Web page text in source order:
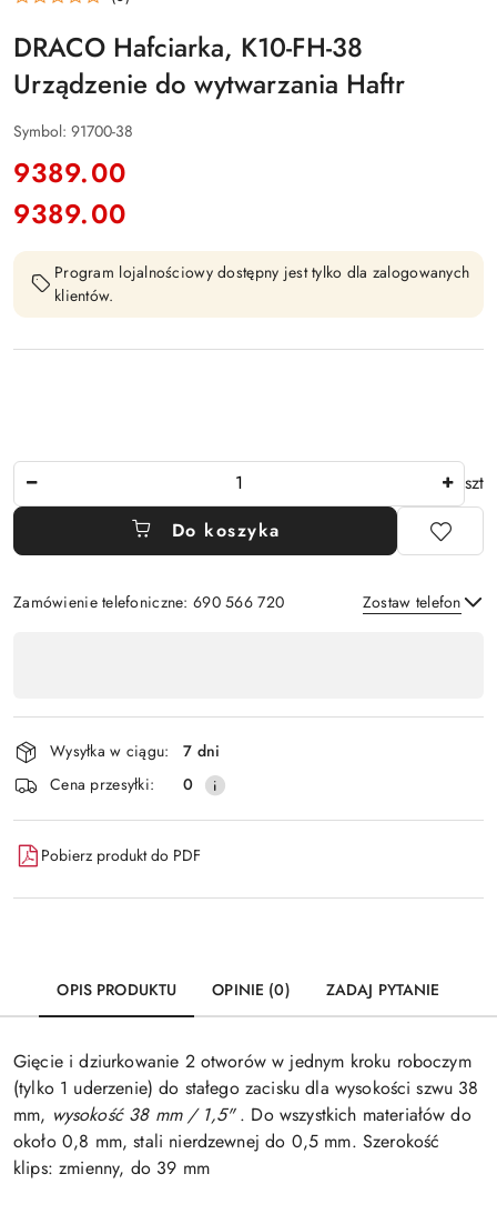
DRACO Hafciarka, K10-FH-38
Urządzenie do wytwarzania Haftr
Symbol: 91700-38
cena:
9389.00
Cena:
9389.00
Program lojalnościowy dostępny jest tylko dla zalogowanych
klientów.
szt
Do koszyka
Zamówienie telefoniczne: 690 566 720 Zostaw telefon
płatność
i
dostawa
Wysyłka w ciągu:
7 dni
Cena przesyłki:
0
Pobierz produkt do PDF
OPIS PRODUKTU OPINIE (0) ZADAJ PYTANIE
Gięcie i dziurkowanie 2 otworów w jednym kroku roboczym
(tylko 1 uderzenie) do stałego zacisku dla wysokości szwu 38
mm, wysokość 38 mm / 1,5". Do wszystkich materiałów do
około 0,8 mm, stali nierdzewnej do 0,5 mm. Szerokość
klips: zmienny, do 39 mm